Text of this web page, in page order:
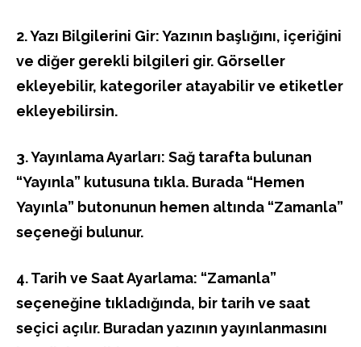
2. Yazı Bilgilerini Gir: Yazının başlığını, içeriğini
ve diğer gerekli bilgileri gir. Görseller
ekleyebilir, kategoriler atayabilir ve etiketler
ekleyebilirsin.
3. Yayınlama Ayarları: Sağ tarafta bulunan
“Yayınla” kutusuna tıkla. Burada “Hemen
Yayınla” butonunun hemen altında “Zamanla”
seçeneği bulunur.
4. Tarih ve Saat Ayarlama: “Zamanla”
seçeneğine tıkladığında, bir tarih ve saat
seçici açılır. Buradan yazının yayınlanmasını